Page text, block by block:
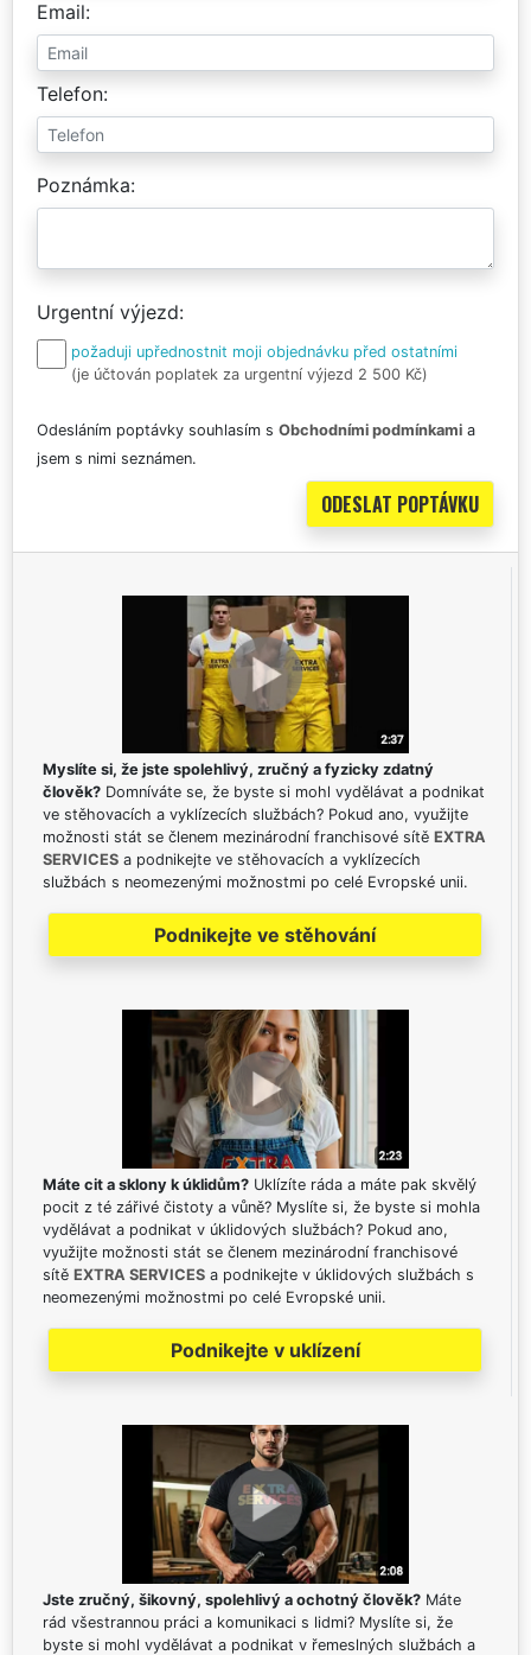
Email
Telefon
Poznámka
Urgentní výjezd
požaduji upřednostnit moji objednávku před ostatními
(je účtován poplatek za urgentní výjezd 2 500 Kč)
Odesláním poptávky souhlasím s Obchodními podmínkami a
jsem s nimi seznámen.
Myslíte si, že jste spolehlivý, zručný a fyzicky zdatný
člověk? Domníváte se, že byste si mohl vydělávat a podnikat
ve stěhovacích a vyklízecích službách? Pokud ano, využijte
možnosti stát se členem mezinárodní franchisové sítě EXTRA
SERVICES a podnikejte ve stěhovacích a vyklízecích
službách s neomezenými možnostmi po celé Evropské unii.
Podnikejte ve stěhování
Máte cit a sklony k úklidům? Uklízíte ráda a máte pak skvělý
pocit z té zářivé čistoty a vůně? Myslíte si, že byste si mohla
vydělávat a podnikat v úklidových službách? Pokud ano,
využijte možnosti stát se členem mezinárodní franchisové
sítě EXTRA SERVICES a podnikejte v úklidových službách s
neomezenými možnostmi po celé Evropské unii.
Podnikejte v uklízení
Jste zručný, šikovný, spolehlivý a ochotný člověk? Máte
rád všestrannou práci a komunikaci s lidmi? Myslíte si, že
byste si mohl vydělávat a podnikat v řemeslných službách a